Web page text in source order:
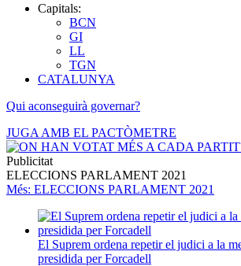
Capitals:
BCN
GI
LL
TGN
CATALUNYA
Qui aconseguirà governar?
JUGA AMB EL PACTÒMETRE
Publicitat
ELECCIONS PARLAMENT 2021
Més: ELECCIONS PARLAMENT 2021
El Suprem ordena repetir el judici a la
presidida per Forcadell